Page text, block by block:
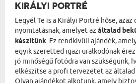
KIRÁLYI PORTRÉ
Legyél Te is a Királyi Portré hőse, azaz
nyomtatásnak, amelyet az általad
készítünk. Ez rendkívüli ajándék,
egyik szeretted igazi uralkodónak
jó minőségű fotódra van szükségünk,
elkészítse a profi tervezetet az
Olyan ajándékot alkotunk, amely